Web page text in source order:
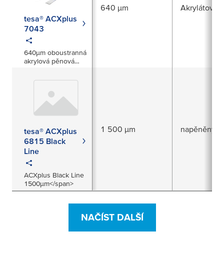
tesa® ACXplus
7043
640µm oboustranná
akrylová pěnová
640 µm Akrylátová
tesa® ACXplus
6815 Black
Line
ACXplus Black Line
1500µm</span>
1 500 µm napěněný
NAČÍST DALŠÍ